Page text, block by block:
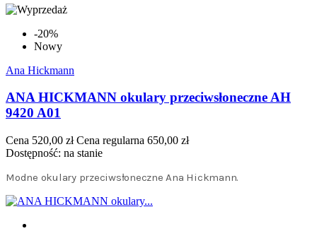
-20%
Nowy
Ana Hickmann
ANA HICKMANN okulary przeciwsłoneczne AH
9420 A01
Cena 520,00 zł Cena regularna 650,00 zł
Dostępność: na stanie
Modne okulary przeciwsłoneczne Ana Hickmann.